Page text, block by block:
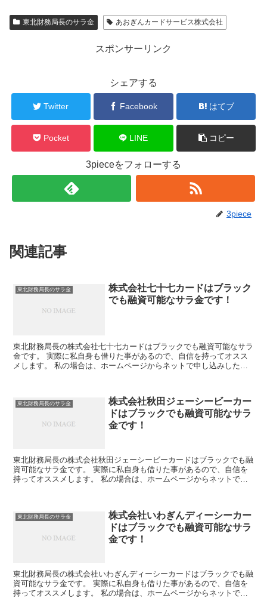
東北財務局長のサラ金 あおぎんカードサービス株式会社
スポンサーリンク
シェアする
Twitter Facebook はてブ
Pocket LINE コピー
3pieceをフォローする
3piece
関連記事
東北財務局長のサラ金
株式会社七十七カードはブラック
でも融資可能なサラ金です！
東北財務局長の株式会社七十七カードはブラックでも融資可能なサラ
金です。 実際に私自身も借りた事があるので、自信を持ってオスス
メします。 私の場合は、ホームページからネットで申し込みした後
東北財務局長のサラ金
株式会社秋田ジェーシービーカー
ドはブラックでも融資可能なサラ
金です！
東北財務局長の株式会社秋田ジェーシービーカードはブラックでも融
資可能なサラ金です。 実際に私自身も借りた事があるので、自信を
持ってオススメします。 私の場合は、ホームページからネットで申
東北財務局長のサラ金
株式会社いわぎんディーシーカー
ドはブラックでも融資可能なサラ
金です！
東北財務局長の株式会社いわぎんディーシーカードはブラックでも融
資可能なサラ金です。 実際に私自身も借りた事があるので、自信を
持ってオススメします。 私の場合は、ホームページからネットで申